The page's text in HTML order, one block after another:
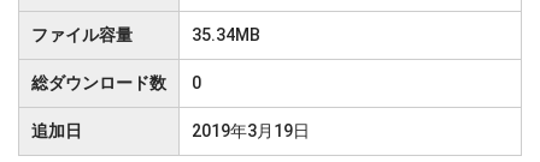
ファイル容量 35.34MB
総ダウンロード数 0
追加日 2019年3月19日